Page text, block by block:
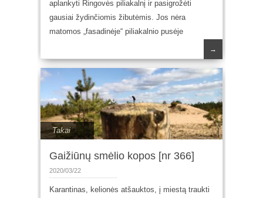
aplankyti Ringovės piliakalnį ir pasigrožėti
gausiai žydinčiomis žibutėmis. Jos nėra
matomos „fasadinėje“ piliakalnio pusėje
→
Takai
Gaižiūnų smėlio kopos [nr 366]
2020/03/22
Karantinas, kelionės atšauktos, į miestą traukti